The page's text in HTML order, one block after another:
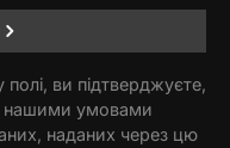
ви підтверджуєте,
нашими умовами
наданих через цю